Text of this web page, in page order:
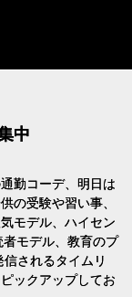
中
勤コーデ、明日は
の受験や習い事、
モデル、ハイセン
者モデル、教育のプ
信されるタイムリ
ックアップしてお